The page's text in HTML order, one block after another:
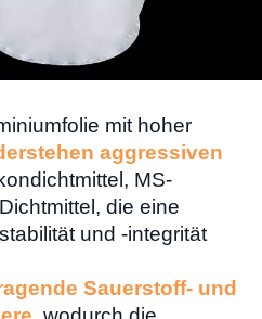
mit hoher
aggressiven
MS-
die eine
und -integrität
Sauerstoff- und